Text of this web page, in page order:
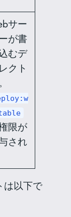
サー
が書
むデ
クト
限が
され
は以下で